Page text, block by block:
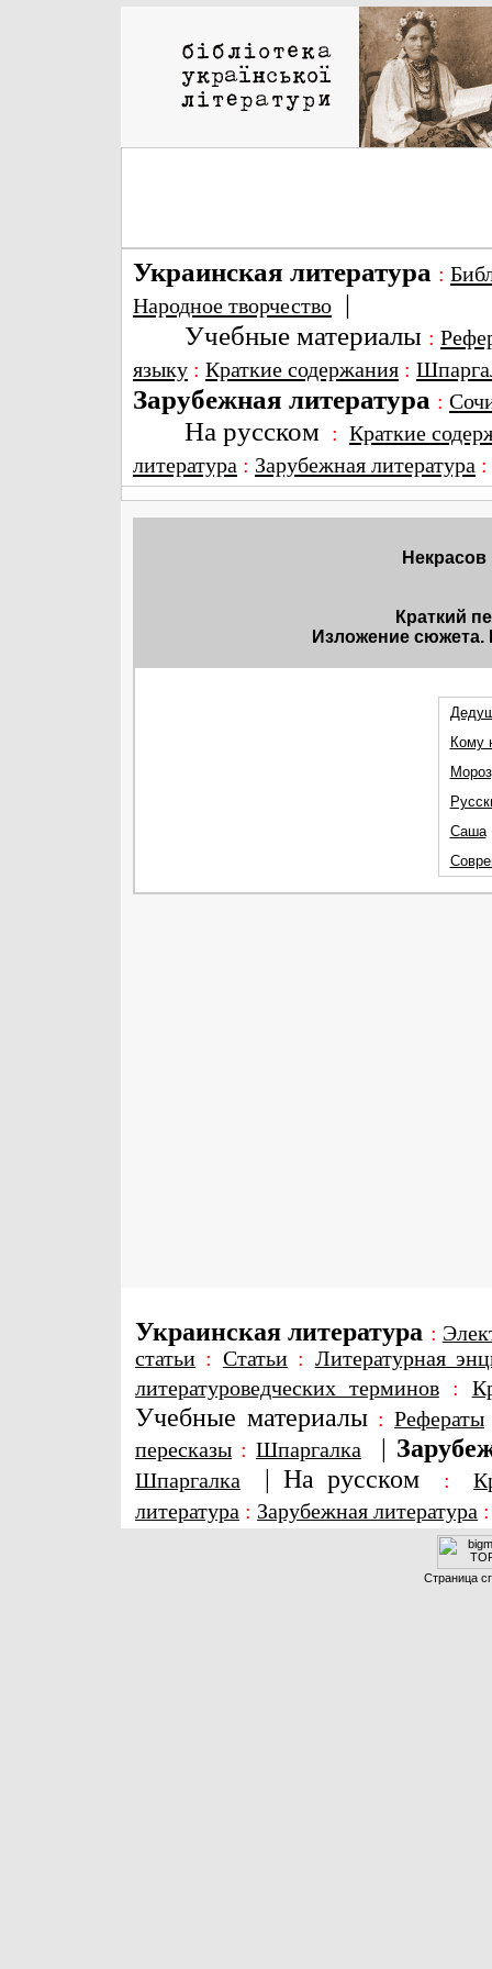
Украинская литература :
Народное творчество |
Учебные материалы :
языку : Краткие содержания :
Зарубежная литература :
На русском : Краткие
литература : Зарубежная литература
Краткий
Изложение сюжета.
Кому
Саша
Украинская литература :
статьи : Статьи: Литературная
литературоведческих терминов:
Учебные материалы : Рефераты
пересказы : Шпаргалка |
Шпаргалка | На русском :
литература : Зарубежная литература
Страница